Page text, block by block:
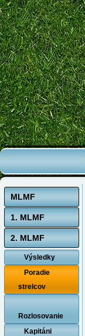
MLMF
1. MLMF
2. MLMF
Výsledky
Poradie
strelcov
Rozlosovanie
Kapitáni